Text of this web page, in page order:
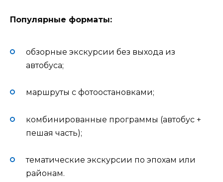
Популярные форматы:
обзорные экскурсии без выхода из
автобуса;
маршруты с фотоостановками;
комбинированные программы (автобус +
пешая часть);
тематические экскурсии по эпохам или
районам.